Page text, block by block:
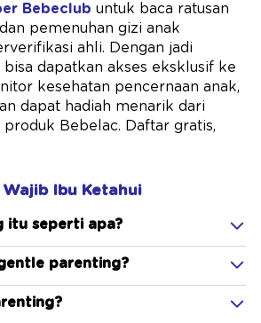
Bebeclub untuk baca ratusan
pemenuhan gizi anak
ahli. Dengan jadi
dapatkan akses eksklusif ke
kesehatan pencernaan anak,
dapat hadiah menarik dari
Bebelac. Daftar gratis,
Ibu Ketahui
itu seperti apa?
parenting?